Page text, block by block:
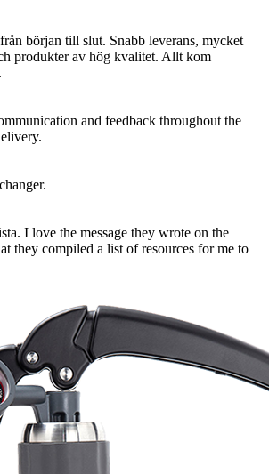
början till slut. Snabb leverans, mycket
produkter av hög kvalitet. Allt kom
and feedback throughout the
I love the message they wrote on the
they compiled a list of resources for me to